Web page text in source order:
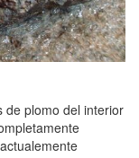
de plomo del interior